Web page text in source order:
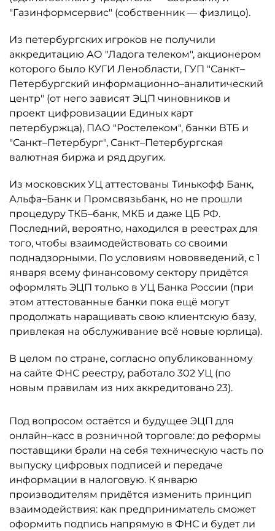
"Газинформсервис" (собственник — физлицо).
Из петербургских игроков не получили
аккредитацию АО "Ладога телеком", акционером
которого было КУГИ Ленобласти, ГУП "Санкт–
Петербургский информационно–аналитический
центр" (от него зависят ЭЦП чиновников и
проект цифровизации Единых карт
петербуржца), ПАО "Ростелеком", банки ВТБ и
"Санкт–Петербург", Санкт–Петербургская
валютная биржа и ряд других.
Из московских УЦ аттестованы Тинькофф Банк,
Альфа–Банк и Промсвязьбанк, но не прошли
процедуру ТКБ–банк, МКБ и даже ЦБ РФ.
Последний, вероятно, находился в реестрах для
того, чтобы взаимодействовать со своими
поднадзорными. По условиям нововведений, с 1
января всему финансовому сектору придётся
оформлять ЭЦП только в УЦ Банка России (при
этом аттестованные банки пока ещё могут
продолжать наращивать свою клиентскую базу,
привлекая на обслуживание всё новые юрлица).
В целом по стране, согласно опубликованному
на сайте ФНС реестру, работало 302 УЦ (по
новым правилам из них аккредитовано 23).
Под вопросом остаётся и будущее ЭЦП для
онлайн–касс в розничной торговле: до реформы
поставщики брали на себя техническую часть по
выпуску цифровых подписей и передаче
информации в налоговую. К январю
производителям придётся изменить принцип
взаимодействия: как предприниматель сможет
оформить подпись напрямую в ФНС и будет ли